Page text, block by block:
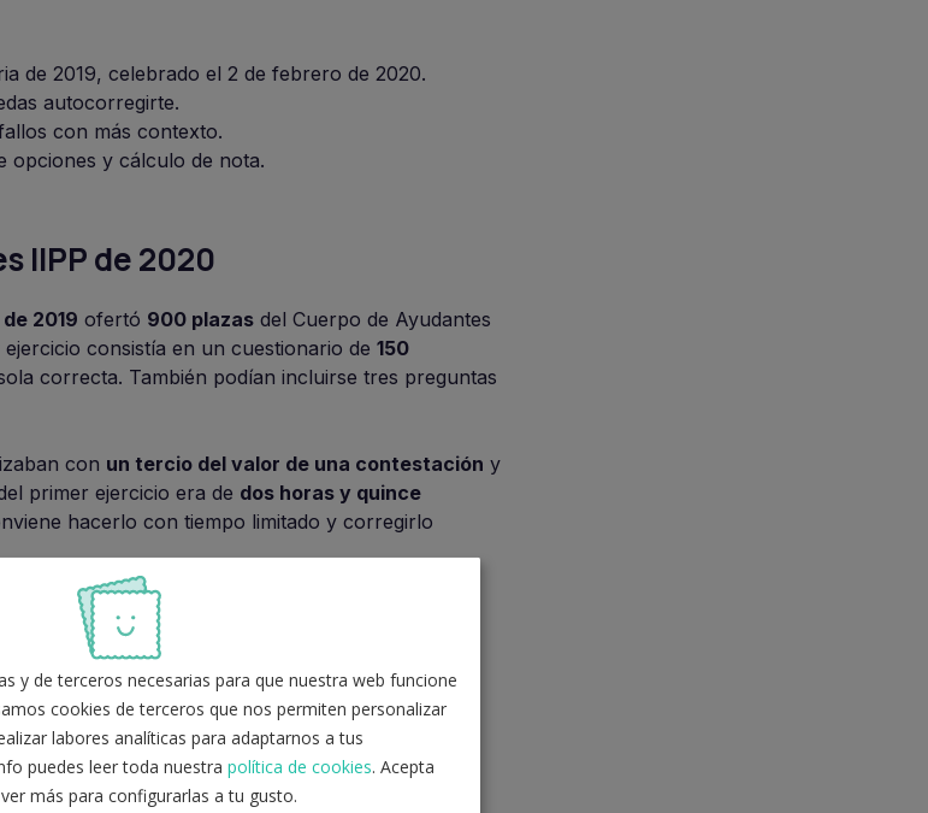
de 2019, celebrado el 2 de febrero de 2020.
autocorregirte.
con más contexto.
opciones y cálculo de nota.
IIPP de 2020
2019 ofertó 900 plazas del Cuerpo de Ayudantes
consistía en un cuestionario de 150
correcta. También podían incluirse tres preguntas
con un tercio del valor de una contestación y
primer ejercicio era de dos horas y quince
hacerlo con tiempo limitado y corregirlo
tu preparación
parecidas a las de una prueba real: sin
corrige en tres capas.
Una fórmula de referencia para este tipo de
y de terceros necesarias para que nuestra web funcione
cookies de terceros que nos permiten personalizar
labores analíticas para adaptarnos a tus
puedes leer toda nuestra política de cookies. Acepta
más para configurarlas a tu gusto.